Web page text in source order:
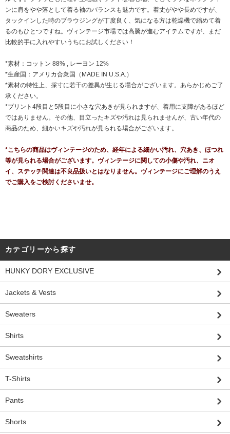
ンに肩をやや落として着る袖のバランスも魅力です。着丈がやや長めですが、
タックインした時のブラウジングが丁度良く、気になる方は乾燥機で縮めて着
るのもひとつですね。ヴィンテージ市場では高騰が進むアイテムですが、まだ
比較的手に入れやすいうちにお試しください！
*素材：コットン 88% , レーヨン 12%
*生産国：アメリカ合衆国（MADE IN U.S.A.）
*素材の特性上、採寸に若干の差異が生じる場合がございます。あらかじめご了
承ください。
*プリント4段目と5段目に小さな穴あきが見られますが、着用に支障があるほど
ではありません。その他、目立ったキズや汚れは見られませんが、古い年代の
商品のため、細かいキズや汚れが見られる場合がございます。
*こちらの商品はヴィンテージのため、経年による細かい汚れ、穴あき、ほつれ
等が見られる場合がございます。ヴィンテージに関しての小傷や汚れ、ニオ
イ、ステッチ関連は不良品扱いとはなりません。ヴィンテージにご理解のうえ
でご購入をご検討くださいませ。
カテゴリーから探す
HUNKY DORY EXCLUSIVE
Jackets & Vests
Sweaters
Shirts
Sweatshirts
T-Shirts
Pants
Shorts